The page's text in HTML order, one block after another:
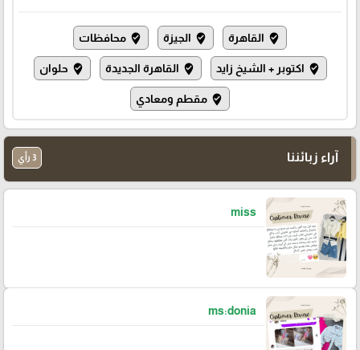
where_to_vote القاهرة where_to_vote الجيزة where_to_vote محافظات
where_to_vote اكتوبر + الشيخ زايد where_to_vote القاهرة الجديدة where_to_vote حلوان
where_to_vote مقطم ومعادي
آراء زبائننا 3 رأي
miss
ms:donia